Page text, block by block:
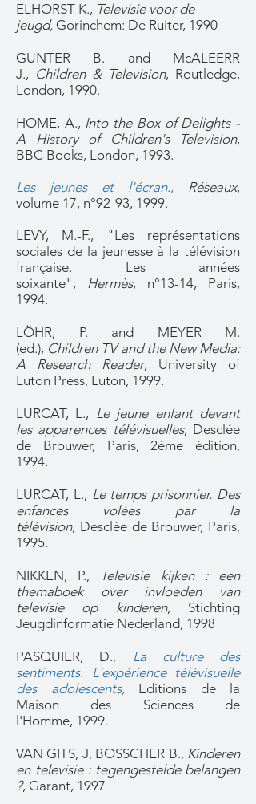
ELHORST K., Televisie voor de
jeugd, Gorinchem: De Ruiter, 1990
GUNTER B. and McALEERR
J., Children & Television, Routledge,
London, 1990.
HOME, A., Into the Box of Delights -
A History of Children's Television,
BBC Books, London, 1993.
Les jeunes et l'écran., Réseaux,
volume 17, n°92-93, 1999.
LEVY, M.-F., "Les représentations
sociales de la jeunesse à la télévision
française. Les années
soixante", Hermès, n°13-14, Paris,
1994.
LÖHR, P. and MEYER M.
(ed.), Children TV and the New Media:
A Research Reader, University of
Luton Press, Luton, 1999.
LURCAT, L., Le jeune enfant devant
les apparences télévisuelles, Desclée
de Brouwer, Paris, 2ème édition,
1994.
LURCAT, L., Le temps prisonnier. Des
enfances volées par la
télévision, Desclée de Brouwer, Paris,
1995.
NIKKEN, P.,
Televisie kijken : een
themaboek over invloeden van
televisie op kinderen, Stichting
Jeugdinformatie Nederland, 1998
PASQUIER, D., La culture des
sentiments. L'expérience télévisuelle
des adolescents,Editions de la
Maison des Sciences de
l'Homme, 1999.
VAN GITS, J, BOSSCHER B., Kinderen
en televisie : tegengestelde belangen
?, Garant, 1997